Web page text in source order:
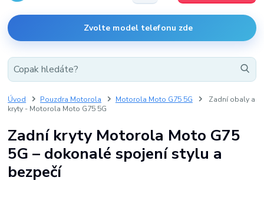
Zvolte model telefonu zde
Úvod Pouzdra Motorola Motorola Moto G75 5G
Zadní obaly a
kryty - Motorola Moto G75 5G
Zadní kryty Motorola Moto G75
5G – dokonalé spojení stylu a
bezpečí